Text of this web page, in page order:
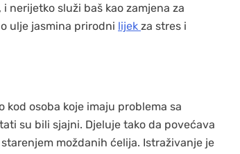
služi baš kao zamjena za
ulje jasmina prirodni lijek za stres i
osoba koje imaju problema sa
su bili sjajni. Djeluje tako da povećava
moždanih ćelija. Istraživanje je